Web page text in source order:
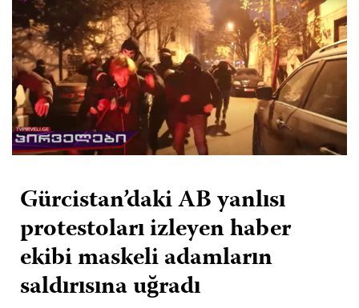
Gürcistan’daki AB yanlısı
protestoları izleyen haber
ekibi maskeli adamların
saldırısına uğradı